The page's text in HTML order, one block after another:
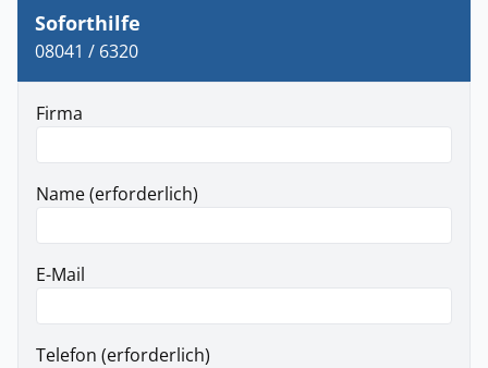
Soforthilfe
08041 / 6320
Firma
Name (erforderlich)
E-Mail
Telefon (erforderlich)